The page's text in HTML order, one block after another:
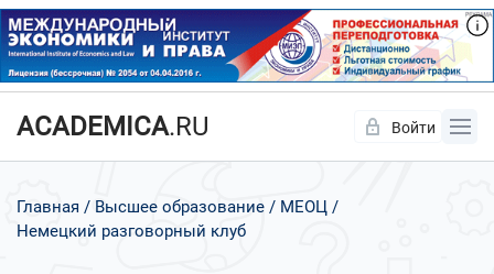
ACADEMICA.RU Войти
Главная Высшее образование
МЕОЦ
Немецкий разговорный клуб
Да Нет